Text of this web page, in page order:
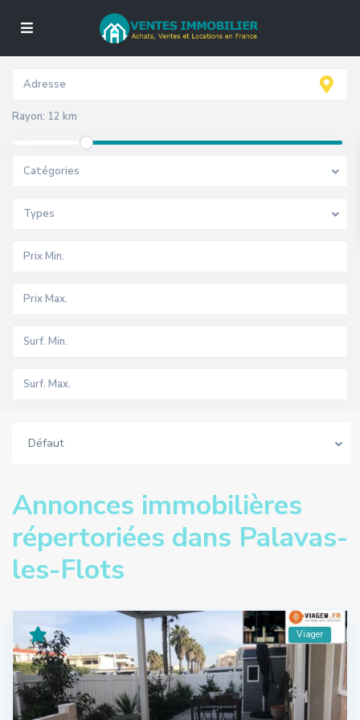
Rayon: 12 km
Catégories
Types
Défaut
Annonces immobilières
répertoriées dans Palavas-
les-Flots
Viager